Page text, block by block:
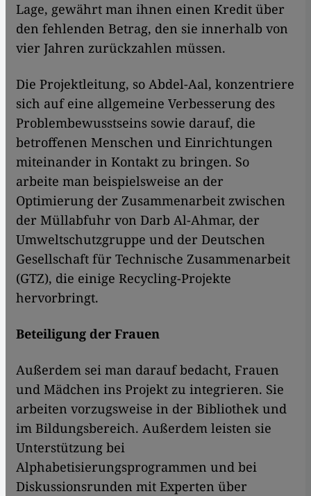
Lage, gewährt man ihnen einen Kredit über
den fehlenden Betrag, den sie innerhalb von
vier Jahren zurückzahlen müssen.
Die Projektleitung, so Abdel-Aal, konzentriere
sich auf eine allgemeine Verbesserung des
Problembewusstseins sowie darauf, die
betroffenen Menschen und Einrichtungen
miteinander in Kontakt zu bringen. So
arbeite man beispielsweise an der
Optimierung der Zusammenarbeit zwischen
der Müllabfuhr von Darb Al-Ahmar, der
Umweltschutzgruppe und der Deutschen
Gesellschaft für Technische Zusammenarbeit
(GTZ), die einige Recycling-Projekte
hervorbringt.
Beteiligung der Frauen
Außerdem sei man darauf bedacht, Frauen
und Mädchen ins Projekt zu integrieren. Sie
arbeiten vorzugsweise in der Bibliothek und
im Bildungsbereich. Außerdem leisten sie
Unterstützung bei
Alphabetisierungsprogrammen und bei
Diskussionsrunden mit Experten über